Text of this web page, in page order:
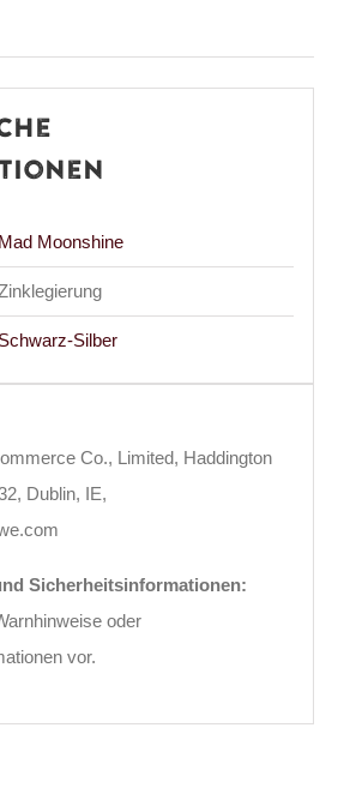
Mad Moonshine
Schwarz-Silber
Co., Limited, Haddington
Dublin, IE,
Sicherheitsinformationen:
oder
vor.